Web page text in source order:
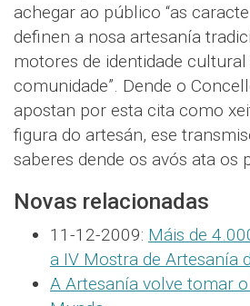
achegar ao público “as
definen a nosa artesanía
motores de identidade cultural
comunidade”. Dende o
apostan por esta cita como
figura do artesán, ese
saberes dende os avós ata os
Novas relacionadas
11-12-2009: Máis de
a IV Mostra de Artesanía
A Artesanía volve tomar